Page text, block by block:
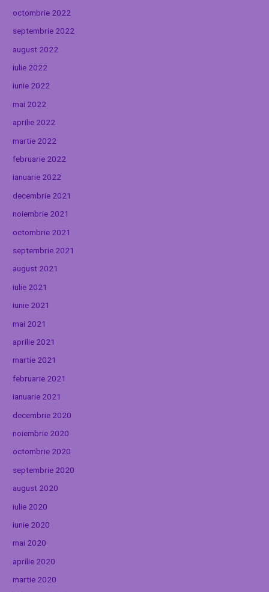
octombrie 2022
septembrie 2022
august 2022
iulie 2022
iunie 2022
mai 2022
aprilie 2022
martie 2022
februarie 2022
ianuarie 2022
decembrie 2021
noiembrie 2021
octombrie 2021
septembrie 2021
august 2021
iulie 2021
iunie 2021
mai 2021
aprilie 2021
martie 2021
februarie 2021
ianuarie 2021
decembrie 2020
noiembrie 2020
octombrie 2020
septembrie 2020
august 2020
iulie 2020
iunie 2020
mai 2020
aprilie 2020
martie 2020